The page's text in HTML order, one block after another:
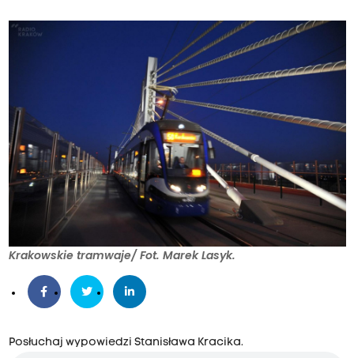
Krakowskie tramwaje/ Fot. Marek Lasyk.
Posłuchaj wypowiedzi Stanisława Kracika.